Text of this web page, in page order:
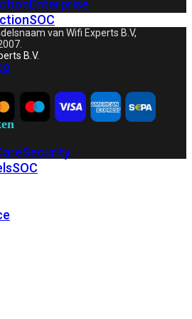
Enterprise
SOC
Security
SOC
van Wifi Experts B.V,
B.V.